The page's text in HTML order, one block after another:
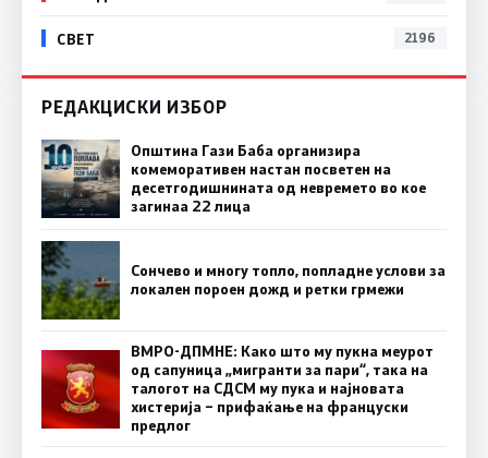
СВЕТ 2196
РЕДАКЦИСКИ ИЗБОР
Општина Гази Баба организира
комеморативен настан посветен на
десетгодишнината од невремето во кое
загинаа 22 лица
Сончево и многу топло, попладне услови за
локален пороен дожд и ретки грмежи
ВМРО-ДПМНЕ: Како што му пукна меурот
од сапуница „мигранти за пари“, така на
талогот на СДСМ му пука и најновата
хистерија – прифаќање на француски
предлог